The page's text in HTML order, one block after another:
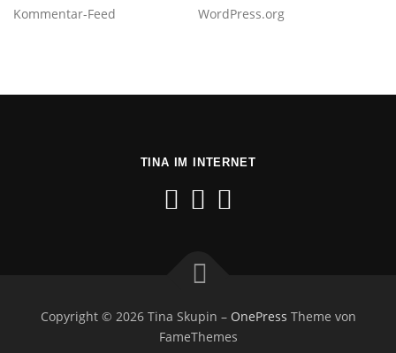
Kommentar-Feed
WordPress.org
TINA IM INTERNET
Copyright © 2026 Tina Skupin – OnePress Theme von
FameThemes